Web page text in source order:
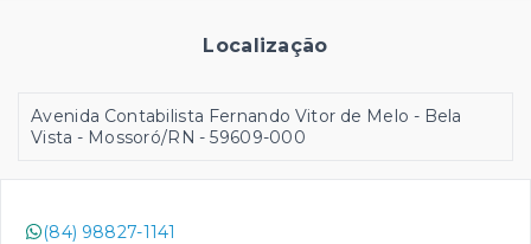
Localização
Avenida Contabilista Fernando Vitor de Melo - Bela
Vista - Mossoró/RN - 59609-000
(84) 98827-1141